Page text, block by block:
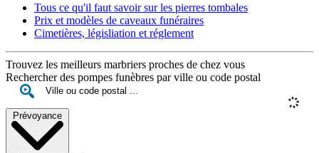
Tous ce qu'il faut savoir sur les pierres tombales
Prix et modèles de caveaux funéraires
Cimetières, législiation et réglement
Trouvez les meilleurs marbriers proches de chez vous
Rechercher des pompes funèbres par ville ou code postal
Prévoyance